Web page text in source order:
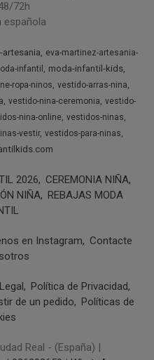
72h
española
artesania
eva-martinez-artesania-
infantil
moda-infantil-kids
ropa-ninos vestido-arras-nina
vestido-nina-ceremonia vestido-
nina-online vestidos-ninas
vestir vestidos-para-ninas
2026
CEREMONIA NIÑA
NIÑA REBAJAS MODA
en Instagram
Contacte
Política de Privacidad
de un pedido
Políticas de
Real - (España) |